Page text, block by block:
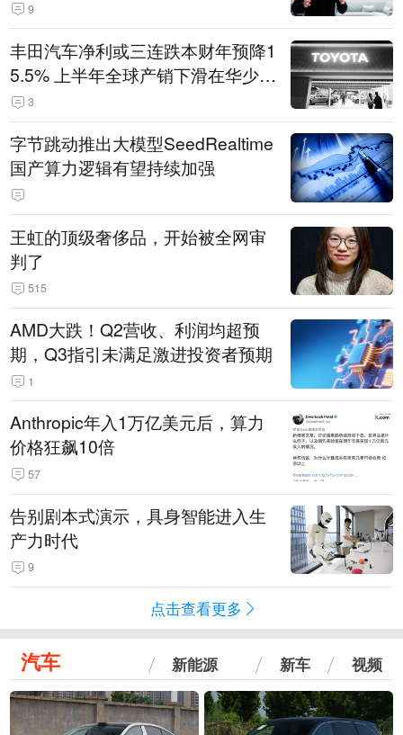
9
丰田汽车净利或三连跌本财年预降1
5.5% 上半年全球产销下滑在华少卖
14.3万辆
3
字节跳动推出大模型SeedRealtime
国产算力逻辑有望持续加强
王虹的顶级奢侈品，开始被全网审
判了
515
AMD大跌！Q2营收、利润均超预
期，Q3指引未满足激进投资者预期
1
Anthropic年入1万亿美元后，算力
价格狂飙10倍
57
告别剧本式演示，具身智能进入生
产力时代
9
点击查看更多
汽车 新能源 新车 视频